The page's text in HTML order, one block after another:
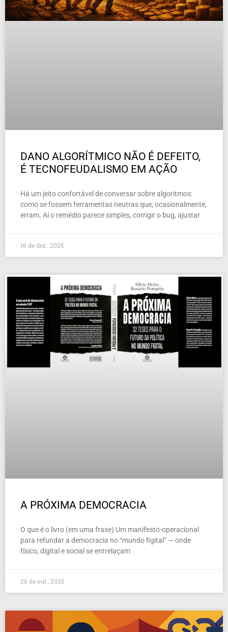
DANO ALGORÍTMICO NÃO É DEFEITO,
É TECNOFEUDALISMO EM AÇÃO
Há um jeito confortável de conversar sobre algoritmos:
como se fossem ferramentas neutras que, ocasionalmente,
erram. Aí o remédio parece simples, corrigir o bug, ajustar
16 de dez , 2025
A PRÓXIMA DEMOCRACIA
O que é o livro (em uma frase) Um manifesto-operacional
para refundar a democracia no “mundo figital” — onde
físico, digital e social se entrelaçam
26 de out , 2025